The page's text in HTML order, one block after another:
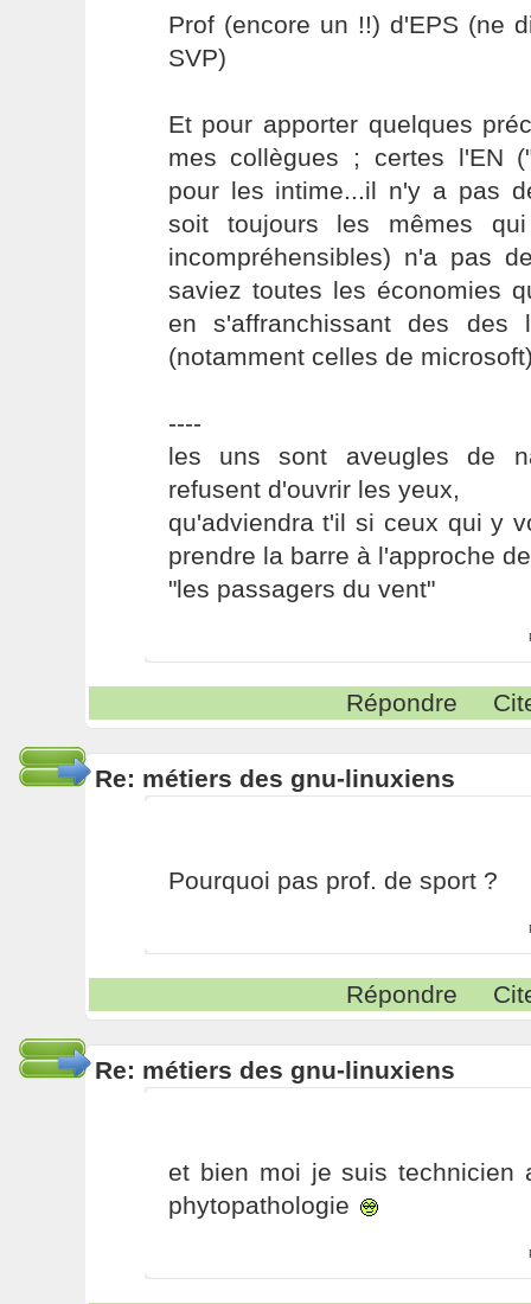
Prof (encore un !!) d'EPS (ne
SVP)
Et pour apporter quelques
mes collègues ; certes l'EN
pour les intime...il n'y a pas
soit toujours les mêmes
incompréhensibles) n'a pas
saviez toutes les économies
en s'affranchissant des des
(notamment celles de
----
les uns sont aveugles de
refusent d'ouvrir les yeux,
qu'adviendra t'il si ceux qui y
prendre la barre à l'approche
"les passagers du vent"
Répondre
Re: métiers des gnu-linuxiens
Pourquoi pas prof. de sport ?
Répondre
Re: métiers des gnu-linuxiens
et bien moi je suis technicien
phytopathologie